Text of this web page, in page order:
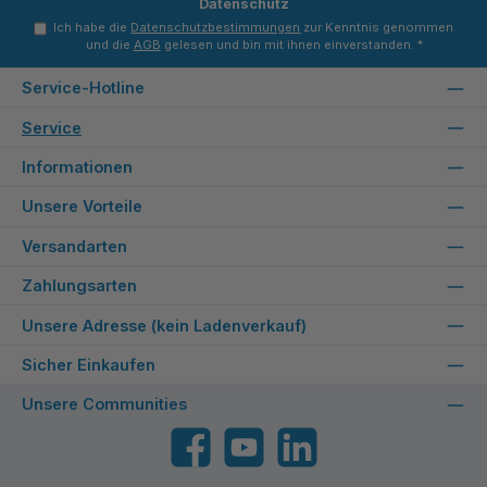
Datenschutz
Ich habe die Datenschutzbestimmungen zur Kenntnis genommen
und die AGB gelesen und bin mit ihnen einverstanden. *
Service-Hotline
Service
Informationen
Unsere Vorteile
Versandarten
Zahlungsarten
Unsere Adresse (kein Ladenverkauf)
Sicher Einkaufen
Unsere Communities
FacebookYouTube